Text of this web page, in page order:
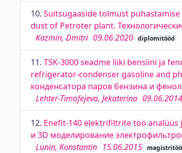
10. Suitsugaaside tolmust
dust of Petroter plant.
Kazmin, Dmitri 09.06.2020 diplomitööd
11. TSK-3000 seadme liiki bensiini ja
refrigerator-condenser gasoline and
конденсатора паров бензина и
Lehter-Timofejeva, Jekaterina 09.06.2014
12. Enefit-140 elektrifiltrite töö analüüs
и 3D моделирование
Lunin, Konstantin 15.06.2015